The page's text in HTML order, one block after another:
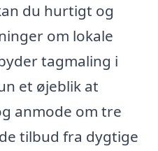
du hurtigt og
om lokale
tagmaling i
et øjeblik at
anmode om tre
tilbud fra dygtige